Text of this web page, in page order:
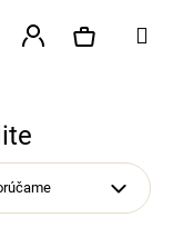
košík